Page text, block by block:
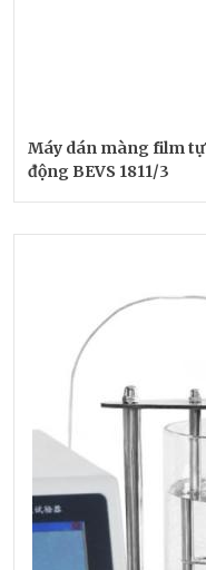
Máy dán màng film tự
động BEVS 1811/3